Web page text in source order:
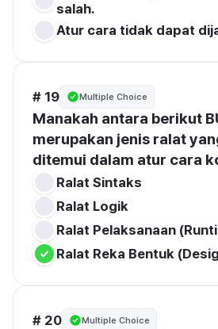
salah.
Atur cara tidak dapat
# 19 Multiple Choice
Manakah antara berikut
merupakan jenis ralat
ditemui dalam atur cara
Ralat Sintaks
Ralat Logik
Ralat Pelaksanaan
Ralat Reka Bentuk
# 20 Multiple Choice